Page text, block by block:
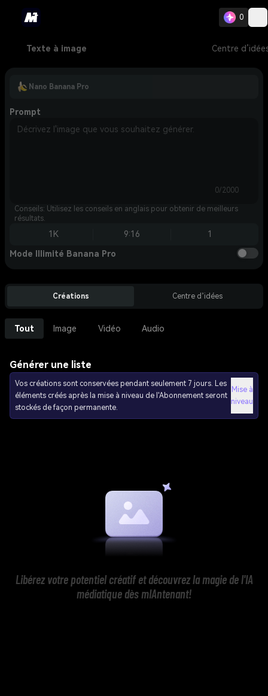
0
Texte à image Centre
Nano Banana Pro
Prompt
0/2000
Conseils: Utilisez les conseils en anglais pour obtenir de meilleurs
résultats.
1K 9:16 1
Mode Illimité Banana Pro
Créations Centre d’idées
Tout Image Vidéo Audio
Générer une liste
Vos créations sont conservées pendant seulement 7 jours. Les
éléments créés après la mise à niveau de l'Abonnement seront
stockés de façon permanente.
Mise à
niveau
Libérez votre potentiel créatif et découvrez la magie de l'IA
médiatique dès mIAntenant!